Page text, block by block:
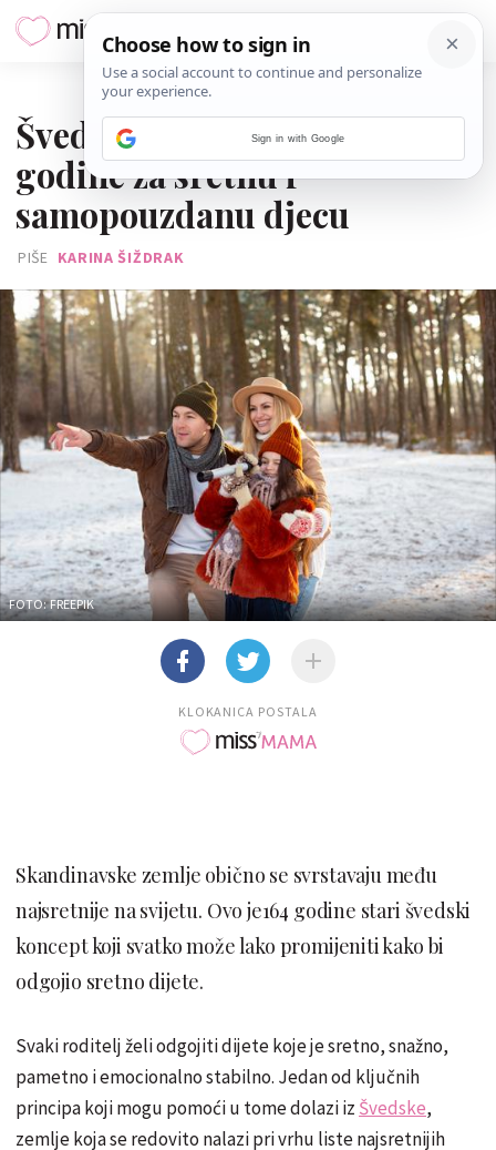
Švedski koncept star 164
godine za sretnu i
samopouzdanu djecu
PIŠE KARINA ŠIŽDRAK
FOTO: FREEPIK
KLOKANICA POSTALA
Skandinavske zemlje obično se svrstavaju među
najsretnije na svijetu. Ovo je164 godine stari švedski
koncept koji svatko može lako promijeniti kako bi
odgojio sretno dijete.
Svaki roditelj želi odgojiti dijete koje je sretno, snažno,
pametno i emocionalno stabilno. Jedan od ključnih
principa koji mogu pomoći u tome dolazi iz Švedske,
zemlje koja se redovito nalazi pri vrhu liste najsretnijih
Sign in with Google